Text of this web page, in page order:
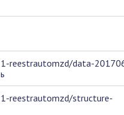
reestrautomzd/data-
reestrautomzd/structure-